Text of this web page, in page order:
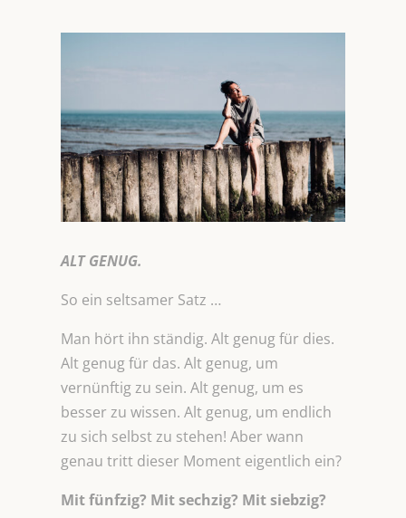
ALT GENUG.
So ein seltsamer Satz …
Man hört ihn ständig. Alt genug für dies.
Alt genug für das. Alt genug, um
vernünftig zu sein. Alt genug, um es
besser zu wissen. Alt genug, um endlich
zu sich selbst zu stehen! Aber wann
genau tritt dieser Moment eigentlich ein?
Mit fünfzig? Mit sechzig? Mit siebzig?